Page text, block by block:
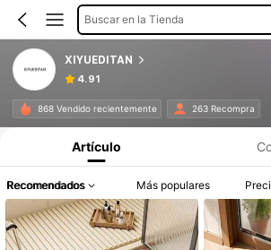
Buscar en la Tienda
XIYUEDITAN
4.91
868 Vendido recientemente 263 Recompra
Artículo
Recomendados Más populares